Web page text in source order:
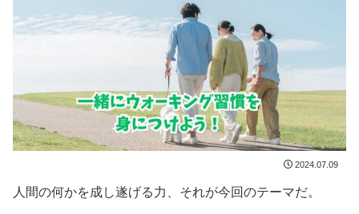
2024.07.09
人間の何かを成し遂げる力、それが今回のテーマだ。